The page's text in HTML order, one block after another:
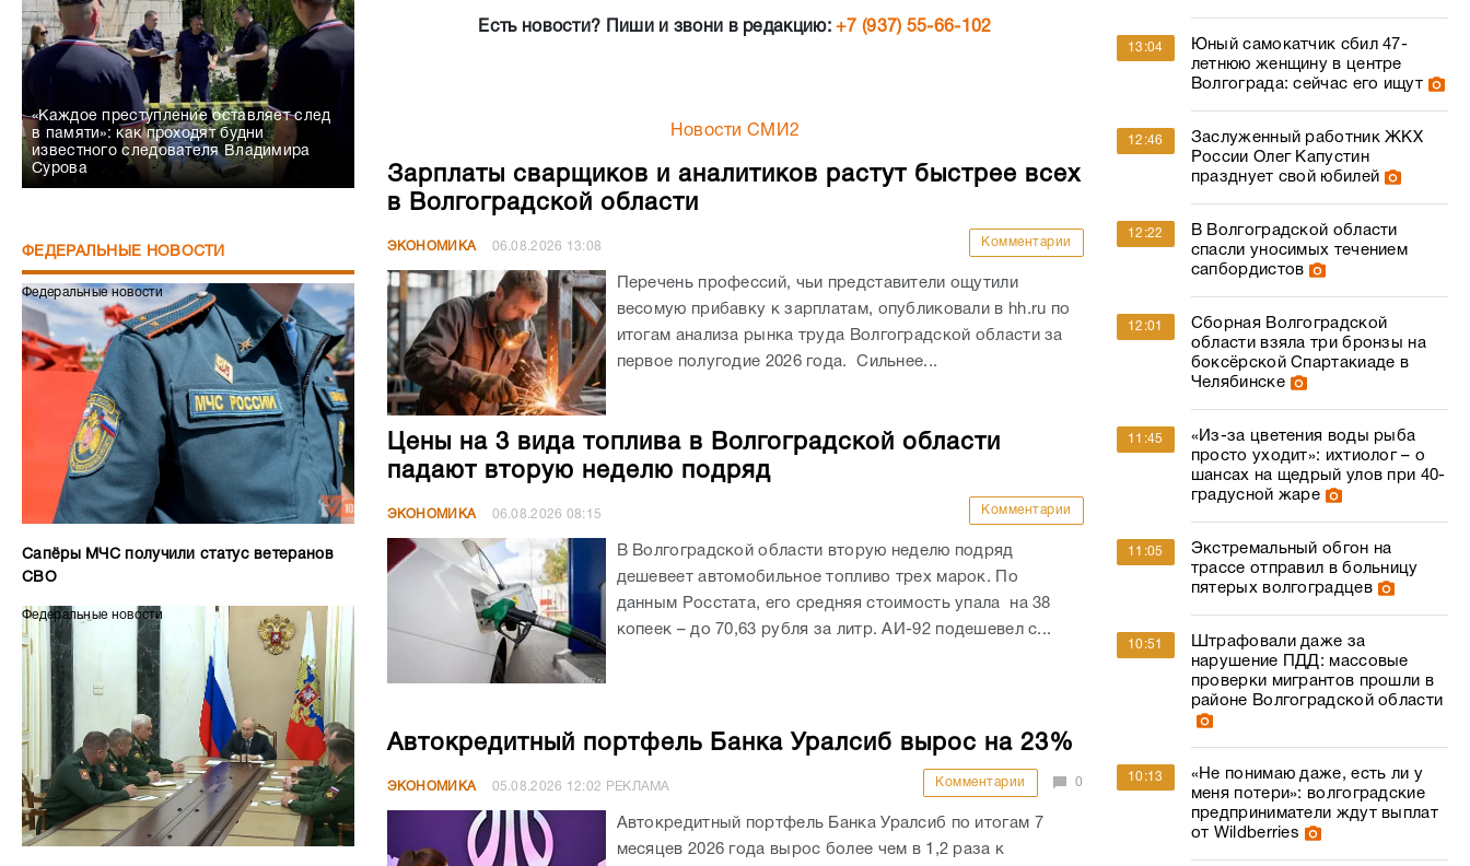
«Каждое преступление оставляет след
в памяти»: как проходят будни
известного следователя Владимира
Сурова
ФЕДЕРАЛЬНЫЕ НОВОСТИ
Федеральные новости
Сапёры МЧС получили статус ветеранов
СВО
Федеральные новости
Есть новости? Пиши и звони в редакцию:+7 (937) 55-66-102
Новости СМИ2
Зарплаты сварщиков и аналитиков растут быстрее всех
в Волгоградской области
ЭКОНОМИКА 06.08.2026 13:08 Комментарии
Перечень профессий, чьи представители ощутили
весомую прибавку к зарплатам, опубликовали в hh.ru по
итогам анализа рынка труда Волгоградской области за
первое полугодие 2026 года. Сильнее...
Цены на 3 вида топлива в Волгоградской области
падают вторую неделю подряд
ЭКОНОМИКА 06.08.2026 08:15 Комментарии
В Волгоградской области вторую неделю подряд
дешевеет автомобильное топливо трех марок. По
данным Росстата, его средняя стоимость упала на 38
копеек – до 70,63 рубля за литр. АИ-92 подешевел с...
Автокредитный портфель Банка Уралсиб вырос на 23%
ЭКОНОМИКА 05.08.2026 12:02 РЕКЛАМА Комментарии 0
Автокредитный портфель Банка Уралсиб по итогам 7
месяцев 2026 года вырос более чем в 1,2 раза к
13:04
Юный самокатчик сбил 47-
летнюю женщину в центре
Волгограда: сейчас его ищут
12:46
Заслуженный работник ЖКХ
России Олег Капустин
празднует свой юбилей
12:22
В Волгоградской области
спасли уносимых течением
сапбордистов
12:01
Сборная Волгоградской
области взяла три бронзы на
боксёрской Спартакиаде в
Челябинске
11:45
«Из-за цветения воды рыба
просто уходит»: ихтиолог – о
шансах на щедрый улов при 40-
градусной жаре
11:05
Экстремальный обгон на
трассе отправил в больницу
пятерых волгоградцев
10:51
Штрафовали даже за
нарушение ПДД: массовые
проверки мигрантов прошли в
районе Волгоградской области
10:13
«Не понимаю даже, есть ли у
меня потери»: волгоградские
предприниматели ждут выплат
от Wildberries